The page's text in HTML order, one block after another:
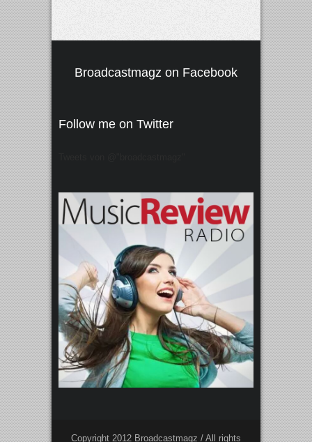
Broadcastmagz on Facebook
Follow me on Twitter
Copyright 2012 Broadcastmagz / All rights